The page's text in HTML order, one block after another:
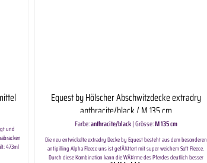
und
473ml
Equest by Hölscher Abschwitzdecke extradry
anthracite/black / M 135 cm
Farbe:anthracite/black|Grösse:M 135 cm
Die neu entwickelte extradry Decke by Equest besteht aus dem besonderen
antipilling Alpha Fleece uns ist gefÃ¼ttert mit super weichem Soft Fleece.
Durch diese Kombination kann die WÃ¤rme des Pferdes deutlich besser